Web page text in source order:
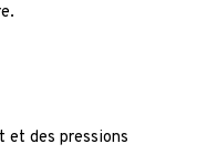
et des pressions